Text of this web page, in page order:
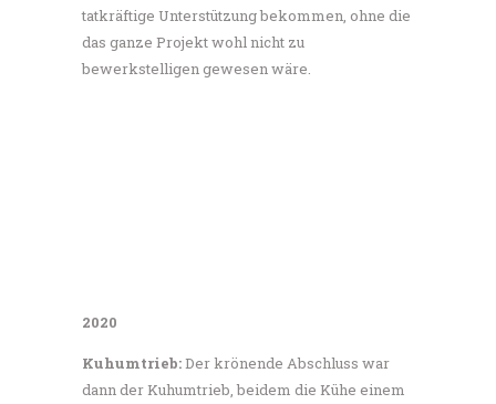
tatkräftige Unterstützung bekommen, ohne die
das ganze Projekt wohl nicht zu
bewerkstelligen gewesen wäre.
2020
Kuhumtrieb:Der krönende Abschluss war
dann der Kuhumtrieb, beidem die Kühe einem